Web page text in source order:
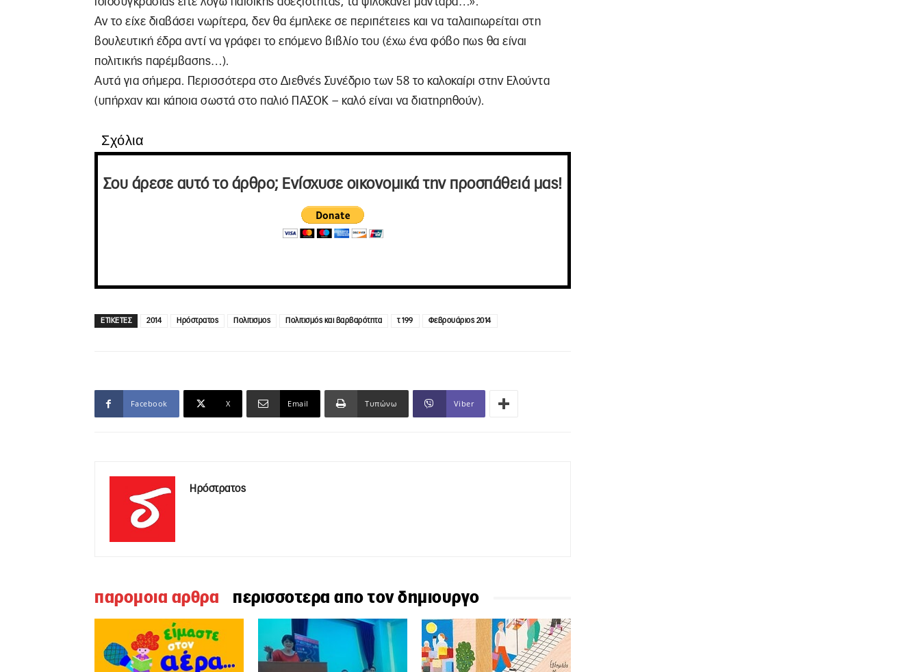
Αν το είχε διαβάσει νωρίτερα, δεν θα έμπλεκε σε περιπέτειες και να ταλαιπωρείται στη
βουλευτική έδρα αντί να γράφει το επόμενο βιβλίο του (έχω ένα φόβο πως θα είναι
πολιτικής παρέμβασης…).
Αυτά για σήμερα. Περισσότερα στο Διεθνές Συνέδριο των 58 το καλοκαίρι στην Ελούντα
(υπήρχαν και κάποια σωστά στο παλιό ΠΑΣΟΚ – καλό είναι να διατηρηθούν).
Σχόλια
Σου άρεσε αυτό το άρθρο; Ενίσχυσε οικονομικά την προσπάθειά μας!
ΕΤΙΚΕΤΕΣ 2014 Ηρόστρατος Πολιτισμος Πολιτισμός και βαρβαρότητα τ 199 Φεβρουάριος 2014
Facebook X Email Τυπώνω Viber
Ηρόστρατος
παρομοια αρθρα περισσοτερα απο τον δημιουργο